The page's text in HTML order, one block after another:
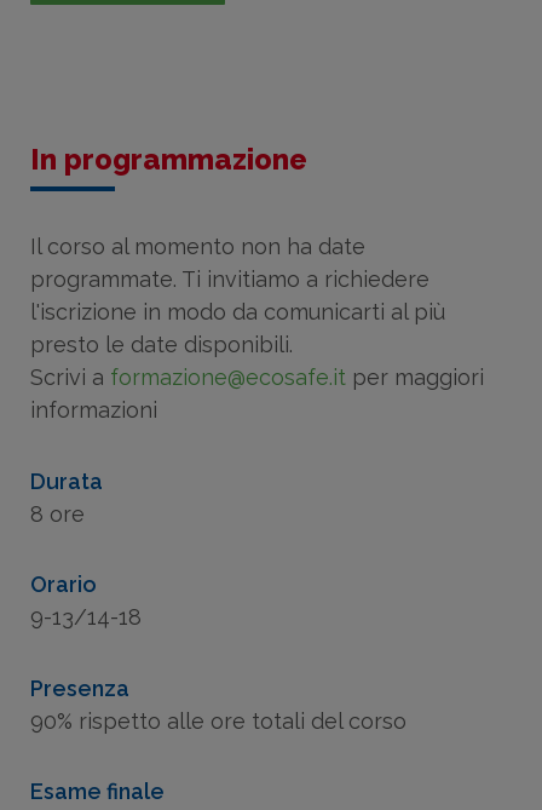
In programmazione
Il corso al momento non ha date
programmate. Ti invitiamo a richiedere
l'iscrizione in modo da comunicarti al più
presto le date disponibili.
Scrivi a formazione@ecosafe.it per maggiori
informazioni
Durata
8 ore
Orario
9-13/14-18
Presenza
90% rispetto alle ore totali del corso
Esame finale